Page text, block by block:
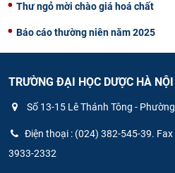
Thư ngỏ mời chào giá hoá chất
Báo cáo thường niên năm 2025
TRƯỜNG ĐẠI HỌC DƯỢC HÀ NỘI
Số 13-15 Lê Thánh Tông -
Điện thoại : (024) 382-545-39.
3933-2332